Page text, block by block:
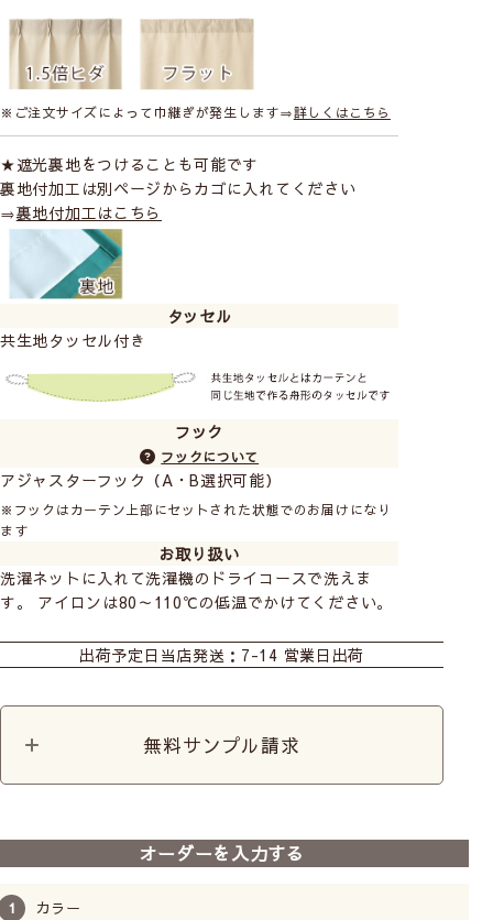
イエローで華やかに♪お部屋も気分も明るくして
と、ぽこぽこと立体感のある刺繍レースがやさし
い風合いで相性◎
├プレミアム縫製
※ご注文サイズによって巾継ぎが発生します⇒詳しくはこちら
★遮光裏地をつけることも可能です
裏地付加工は別ページからカゴに入れてください
⇒裏地付加工はこちら
タッセル
共生地タッセル付き
フック
フックについて
アジャスターフック（A・B選択可能）
※フックはカーテン上部にセットされた状態でのお届けになり
ます
お取り扱い
洗濯ネットに入れて洗濯機のドライコースで洗えま
す。 アイロンは80～110℃の低温でかけてください。
出荷予定日 当店発送：7-14 営業日出荷
無料サンプル請求
オーダーを入力する
カラー